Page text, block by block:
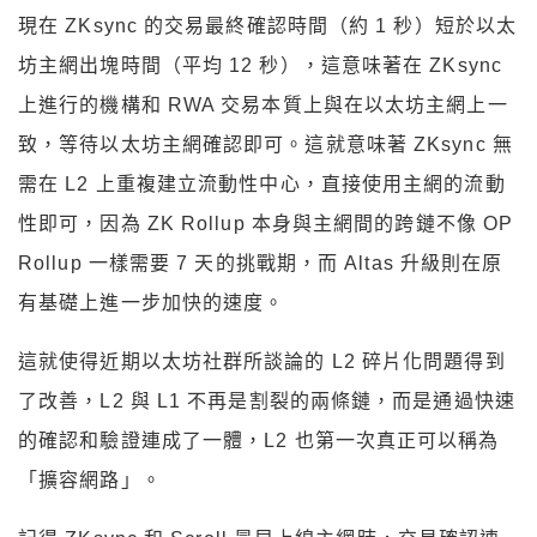
現在 ZKsync 的交易最終確認時間（約 1 秒）短於以太
坊主網出塊時間（平均 12 秒），這意味著在 ZKsync
上進行的機構和 RWA 交易本質上與在以太坊主網上一
致，等待以太坊主網確認即可。這就意味著 ZKsync 無
需在 L2 上重複建立流動性中心，直接使用主網的流動
性即可，因為 ZK Rollup 本身與主網間的跨鏈不像 OP
Rollup 一樣需要 7 天的挑戰期，而 Altas 升級則在原
有基礎上進一步加快的速度。
這就使得近期以太坊社群所談論的 L2 碎片化問題得到
了改善，L2 與 L1 不再是割裂的兩條鏈，而是通過快速
的確認和驗證連成了一體，L2 也第一次真正可以稱為
「擴容網路」。